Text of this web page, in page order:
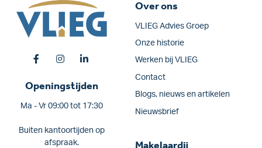
Openingstijden
Ma - Vr 09:00 tot 17:30
Buiten kantoortijden op
afspraak.
Over ons
VLIEG Advies Groep
Onze historie
Werken bij VLIEG
Contact
Blogs, nieuws en artikelen
Nieuwsbrief
Makelaardij